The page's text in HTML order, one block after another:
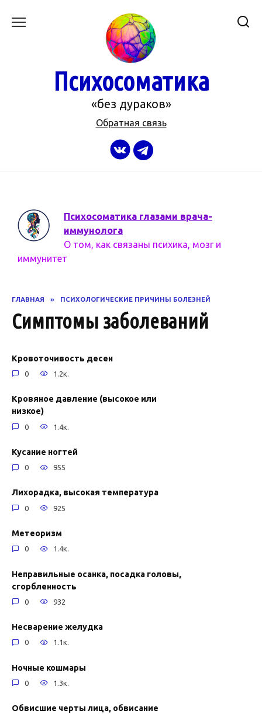
Психосоматика
«без дураков»
Обратная связь
Психосоматика глазами врача-
иммунолога
О том, как связаны психика, мозг и
иммунитет
ГЛАВНАЯ » ПСИХОЛОГИЧЕСКИЕ ПРИЧИНЫ БОЛЕЗНЕЙ
Симптомы заболеваний
Кровоточивость десен
0 1.2к.
Кровяное давление (высокое или
низкое)
0 1.4к.
Кусание ногтей
0 955
Лихорадка, высокая температура
0 925
Метеоризм
0 1.4к.
Неправильные осанка, посадка головы,
сгорбленность
0 932
Несварение желудка
0 1.1к.
Ночные кошмары
0 1.3к.
Обвисшие черты лица, обвисание